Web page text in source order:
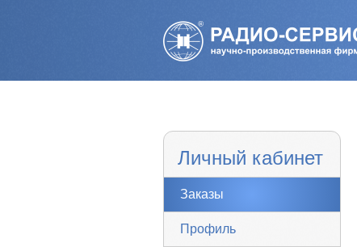
Личный кабинет
Заказы
Профиль